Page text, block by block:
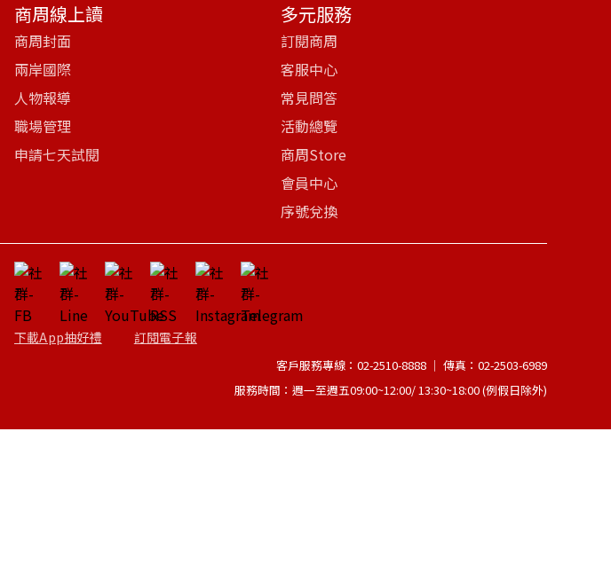
商周線上讀
商周封面
兩岸國際
人物報導
職場管理
申請七天試閱
多元服務
訂閱商周
客服中心
常見問答
活動總覽
商周Store
會員中心
序號兌換
下載App抽好禮 訂閱電子報
客戶服務專線：02-2510-8888 │ 傳真：02-2503-6989
服務時間：週一至週五09:00~12:00/ 13:30~18:00 (例假日除外)